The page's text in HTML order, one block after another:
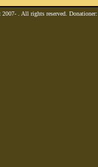
2007- . All rights reserved.